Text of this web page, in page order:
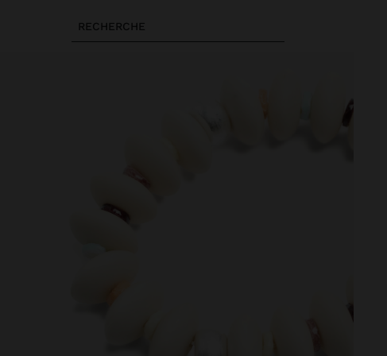
RECHERCHE